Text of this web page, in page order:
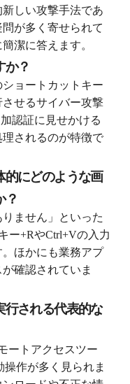
しい攻撃手法であ
が多く寄せられて
潔に答えます。
か？
ョートカットキー
せるサイバー攻撃
認証に見せかける
されるのが特徴で
的にどのような画
？
ません」といった
ー+RやCtrl+Vの入力
ほかにも業務アプ
確認されていま
行される代表的な
ートアクセスツー
操作が多く見られま